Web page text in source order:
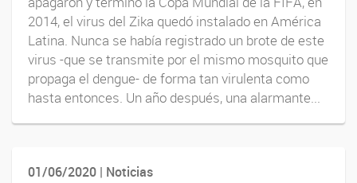
2014, el virus del Zika quedó instalado en América
Latina. Nunca se había registrado un brote de este
virus -que se transmite por el mismo mosquito que
propaga el dengue- de forma tan virulenta como
hasta entonces. Un año después, una alarmante...
01/06/2020 | Noticias